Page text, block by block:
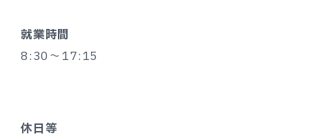
就業時間
8:30～17:15
休日等